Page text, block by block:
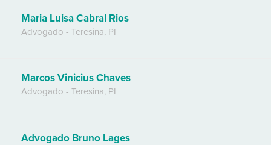
Maria Luisa Cabral Rios
Advogado - Teresina, PI
Marcos Vinicius Chaves
Advogado - Teresina, PI
Advogado Bruno Lages